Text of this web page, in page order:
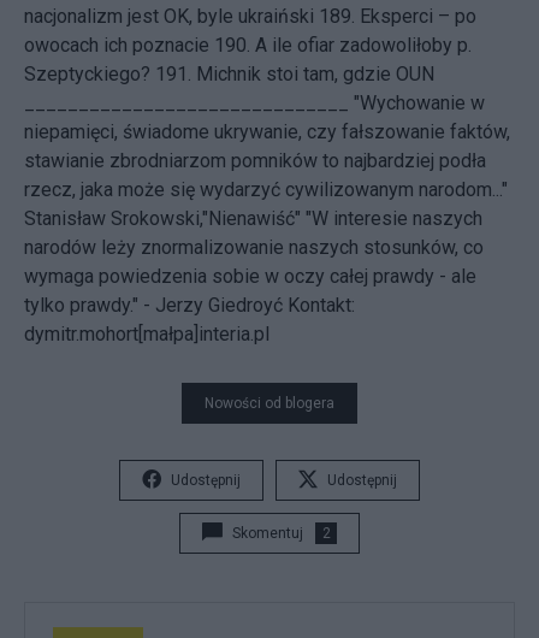
nacjonalizm jest OK, byle ukraiński 189. Eksperci – po
owocach ich poznacie 190. A ile ofiar zadowoliłoby p.
Szeptyckiego? 191. Michnik stoi tam, gdzie OUN
______________________________ "Wychowanie w
niepamięci, świadome ukrywanie, czy fałszowanie faktów,
stawianie zbrodniarzom pomników to najbardziej podła
rzecz, jaka może się wydarzyć cywilizowanym narodom..."
Stanisław Srokowski,"Nienawiść" "W interesie naszych
narodów leży znormalizowanie naszych stosunków, co
wymaga powiedzenia sobie w oczy całej prawdy - ale
tylko prawdy." - Jerzy Giedroyć Kontakt:
dymitr.mohort[małpa]interia.pl
Nowości od blogera
Udostępnij Udostępnij
Skomentuj 2